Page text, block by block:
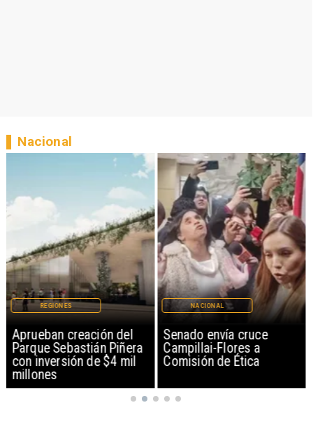
Aprueban creación del
Parque Sebastián Piñera
con inversión de $4 mil
millones
REGIONES
Senado envía cruce
Campillai-Flores a
Comisión de Ética
NACIONAL
Nacional